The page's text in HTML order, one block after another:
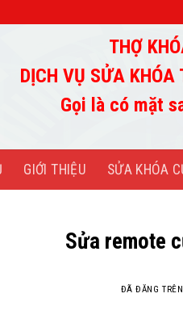
THỢ
DỊCH VỤ SỬA
Gọi là có mặt
GIỚI THIỆU SỬA KHÓA
Sửa remote
ĐÃ ĐĂNG TRÊN